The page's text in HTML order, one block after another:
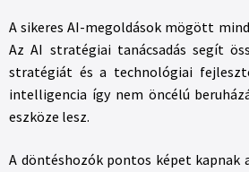
A sikeres AI-megoldások mögött
Az AI stratégiai tanácsadás segít
stratégiát és a technológiai
intelligencia így nem öncélú
eszköze lesz.
A döntéshozók pontos képet kapnak